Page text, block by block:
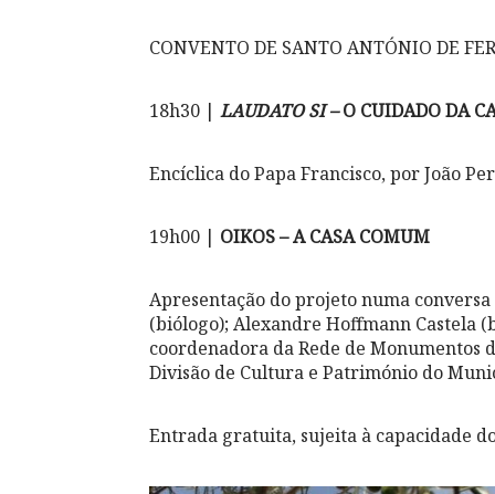
CONVENTO DE SANTO ANTÓNIO DE
18h30 | LAUDATO SI –O CUIDADO DA
Encíclica do Papa Francisco, por João
19h00 | OIKOS – A CASA COMUM
Apresentação do projeto numa
(biólogo); Alexandre Hoffmann Castela
coordenadora da Rede de Monumentos
Divisão de Cultura e Património do
Entrada gratuita, sujeita à capacidade